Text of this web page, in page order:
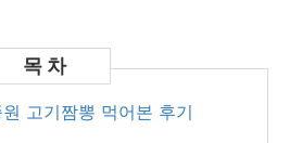
고기짬뽕 먹어본 후기